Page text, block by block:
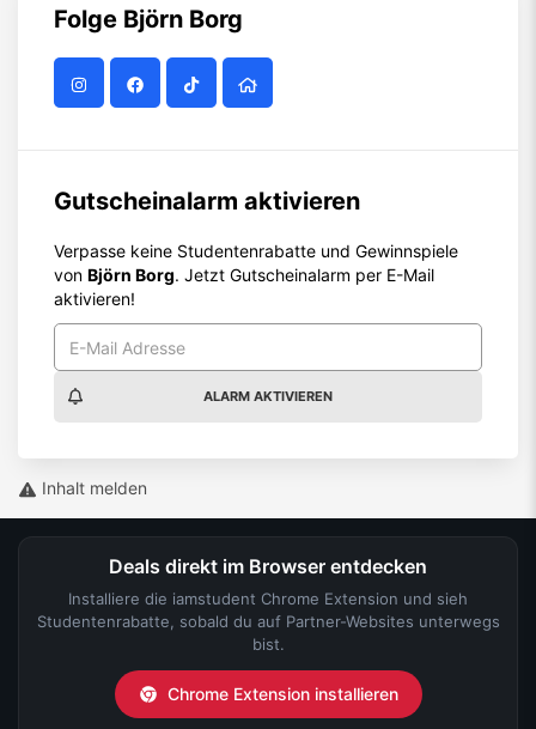
Folge Björn Borg
Gutscheinalarm aktivieren
Verpasse keine Studentenrabatte und Gewinnspiele
von Björn Borg. Jetzt Gutscheinalarm per E-Mail
aktivieren!
ALARM AKTIVIEREN
Inhalt melden
Deals direkt im Browser entdecken
Installiere die iamstudent Chrome Extension und sieh
Studentenrabatte, sobald du auf Partner-Websites unterwegs
bist.
Chrome Extension installieren